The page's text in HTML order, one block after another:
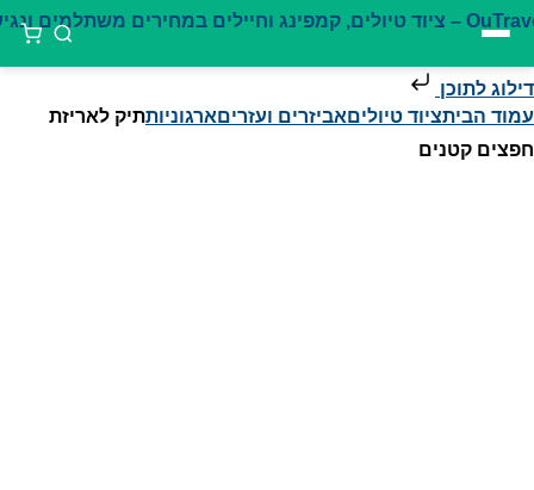
דילוג לתוכן
עמוד הביתציוד טיוליםאביזרים ועזריםארגוניותתיק לאריזת
חפצים קטנים